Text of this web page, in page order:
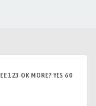
123 OK MORE? YES 60